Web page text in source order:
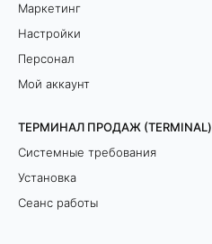
Маркетинг
Настройки
Персонал
Мой аккаунт
ТЕРМИНАЛ ПРОДАЖ (TERMINAL)
Системные требования
Установка
Сеанс работы